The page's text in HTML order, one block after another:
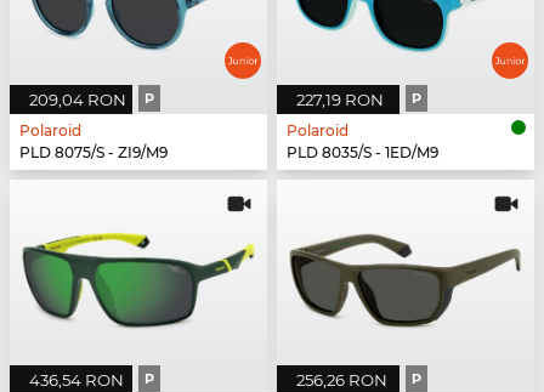
209,04 RON P
Polaroid
PLD 8075/S - ZI9/M9
227,19 RON P
Polaroid
PLD 8035/S - 1ED/M9
436,54 RON P 256,26 RON P